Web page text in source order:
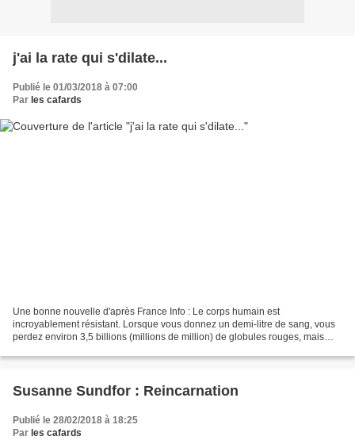
j'ai la rate qui s'dilate...
Publié le 01/03/2018 à 07:00
Par les cafards
Une bonne nouvelle d'après France Info : Le corps humain est
incroyablement résistant. Lorsque vous donnez un demi-litre de sang, vous
perdez environ 3,5 billions (millions de million) de globules rouges, mais
Susanne Sundfor : Reincarnation
Publié le 28/02/2018 à 18:25
Par les cafards